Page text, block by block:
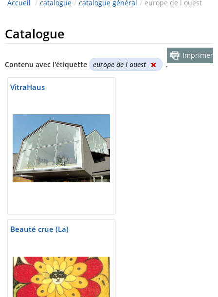
Accueil / catalogue / catalogue général / europe de l ouest
Catalogue
Contenu avec l'étiquette europe de l ouest .
Imprimer
VitraHaus
Beauté crue (La)